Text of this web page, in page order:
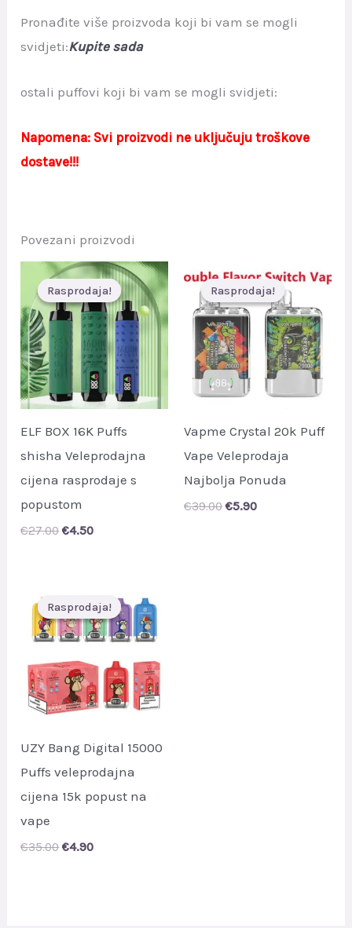
Pronađite više proizvoda koji bi vam se mogli
svidjeti:Kupite sada
ostali puffovi koji bi vam se mogli svidjeti:
Napomena: Svi proizvodi ne uključuju troškove
dostave!!!
Povezani proizvodi
Rasprodaja!
Rasprodaja!
ELF BOX 16K Puffs
shisha Veleprodajna
cijena rasprodaje s
popustom
€27.00 Original
€4.50Current
Rasprodaja!
Rasprodaja!
Vapme Crystal 20k Puff
Vape Veleprodaja
Najbolja Ponuda
€39.00 Original
€5.90Current
Rasprodaja!
Rasprodaja!
UZY Bang Digital 15000
Puffs veleprodajna
cijena 15k popust na
vape
€35.00 Original
€4.90Current